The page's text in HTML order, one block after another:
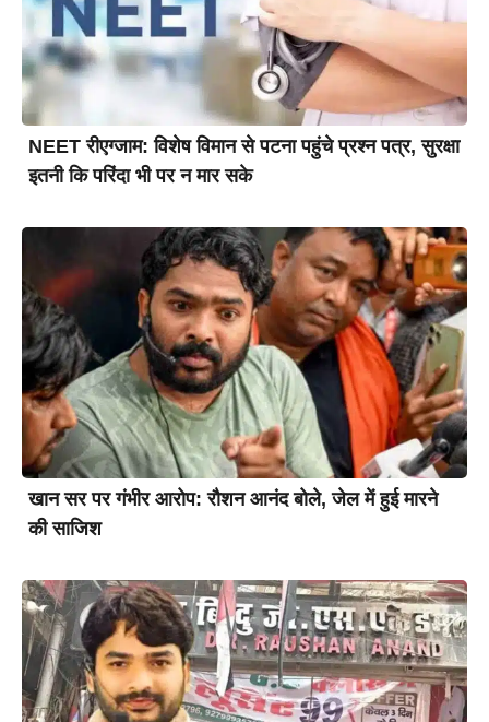
NEET रीएग्जाम: विशेष विमान से पटना पहुंचे प्रश्न पत्र, सुरक्षा
इतनी कि परिंदा भी पर न मार सके
खान सर पर गंभीर आरोप: रौशन आनंद बोले, जेल में हुई मारने
की साजिश